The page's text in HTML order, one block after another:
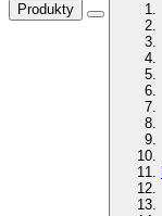
Produkty